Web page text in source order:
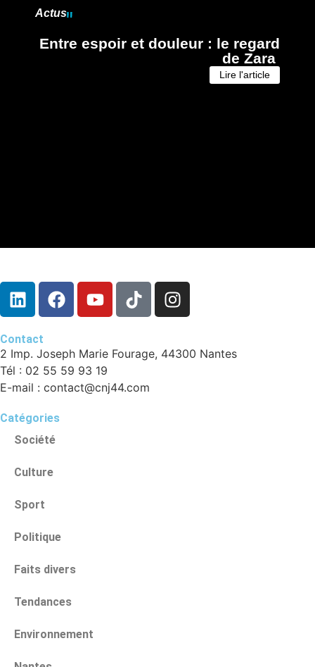
Actus
Entre espoir et douleur : le regard
de Zara
Lire l'article
Contact
2 Imp. Joseph Marie Fourage, 44300 Nantes
Tél : 02 55 59 93 19
E-mail : contact@cnj44.com
Catégories
Société
Culture
Sport
Politique
Faits divers
Tendances
Environnement